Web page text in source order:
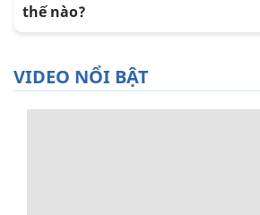
thế nào?
VIDEO NỔI BẬT